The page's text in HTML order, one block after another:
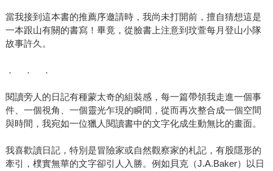
當我接到這本書的推薦序邀請時，我尚未打開前，擅自猜想這是
一本跟山有關的書寫！畢竟，從臉書上注意到玟萱每月登山小隊
故事許久。
． ． ．
閱讀旁人的日記有種蒙太奇的組裝感，每一篇帶領我走進一個事
件、一個視角、一個靈光乍現的瞬間，從而再次整合成一個空間
與時間，我宛如一位獵人閱讀書中的文字化成生動無比的畫面。
我喜歡讀日記，特別是冒險家或自然觀察家的札記，有股隱形的
牽引，樸實無華的文字卻引人入勝。例如貝克（J.A.Baker）以日